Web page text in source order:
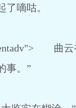
嘀咕。
曲云初
事。”